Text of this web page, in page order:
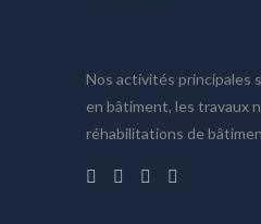
Nos activités principales
en bâtiment, les travaux
réhabilitations de